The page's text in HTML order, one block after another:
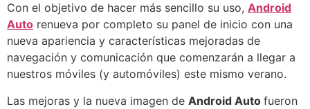
Con el objetivo de hacer más sencillo su uso, Android
Auto renueva por completo su panel de inicio con una
nueva apariencia y características mejoradas de
navegación y comunicación que comenzarán a llegar a
nuestros móviles (y automóviles) este mismo verano.
Las mejoras y la nueva imagen de Android Auto fueron